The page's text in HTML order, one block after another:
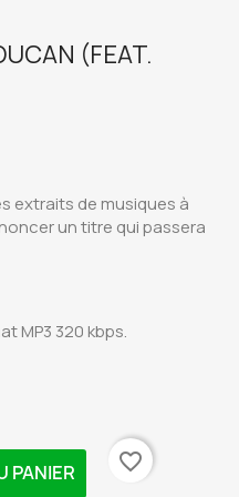
(FEAT.
extraits de musiques à
un titre qui passera
MP3 320 kbps.
PANIER favorite_border